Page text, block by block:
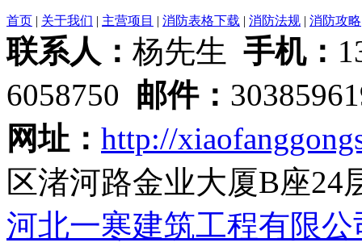
首页 | 关于我们 | 主营项目 | 消防表格下载 | 消防法规 | 消防攻略
联系人： 杨先生 手机：
6058750 邮件：
网址： http://
区渚河路金业大厦B座24
河北一寒建筑工程有限公